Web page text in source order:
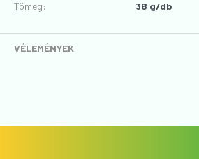
Tömeg:
38 g/db
VÉLEMÉNYEK